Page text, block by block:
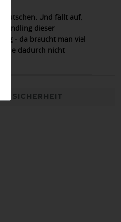
rutschen. Und fällt auf,
Handling dieser
- da braucht man viel
sie dadurch nicht